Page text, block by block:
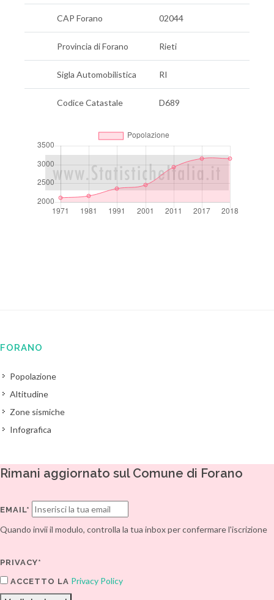
CAP Forano 02044
Provincia di Forano Rieti
Sigla Automobilistica RI
Codice Catastale D689
FORANO
Popolazione
Altitudine
Zone sismiche
Infografica
Rimani aggiornato sul Comune di Forano
EMAIL*
Quando invii il modulo, controlla la tua inbox per confermare l'iscrizione
PRIVACY*
ACCETTO LA Privacy Policy